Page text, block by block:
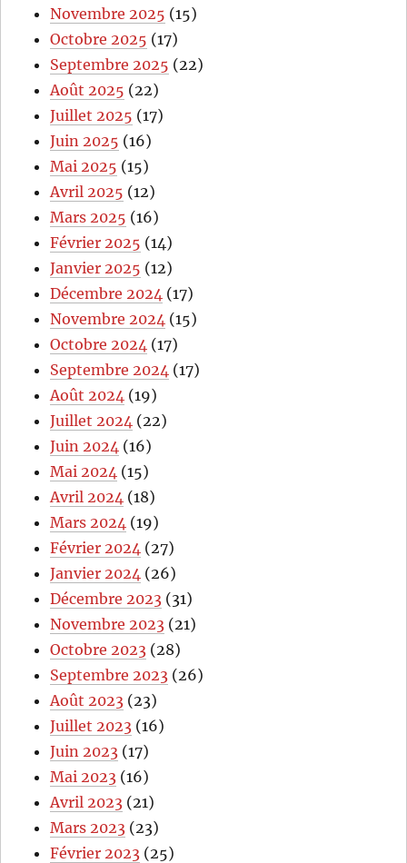
Novembre 2025 (15)
Octobre 2025 (17)
Septembre 2025 (22)
Août 2025 (22)
Juillet 2025 (17)
Juin 2025 (16)
Mai 2025 (15)
Avril 2025 (12)
Mars 2025 (16)
Février 2025 (14)
Janvier 2025 (12)
Décembre 2024 (17)
Novembre 2024 (15)
Octobre 2024 (17)
Septembre 2024 (17)
Août 2024 (19)
Juillet 2024 (22)
Juin 2024 (16)
Mai 2024 (15)
Avril 2024 (18)
Mars 2024 (19)
Février 2024 (27)
Janvier 2024 (26)
Décembre 2023 (31)
Novembre 2023 (21)
Octobre 2023 (28)
Septembre 2023 (26)
Août 2023 (23)
Juillet 2023 (16)
Juin 2023 (17)
Mai 2023 (16)
Avril 2023 (21)
Mars 2023 (23)
Février 2023 (25)